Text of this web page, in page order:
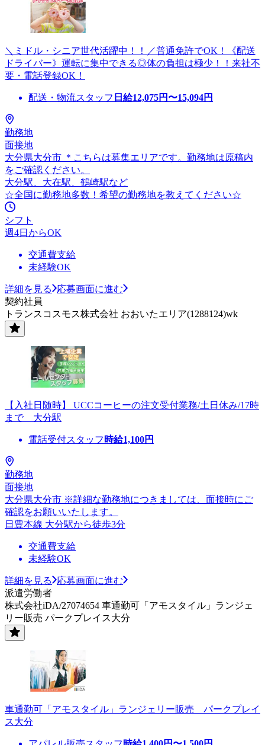
＼ミドル・シニア世代活躍中！！／普通免許でOK！《配送
ドライバー》運転に集中できる◎体の負担は極少！！来社不
要・電話登録OK！
配送・物流スタッフ 日給12,075円〜15,094円
勤務地
面接地
大分県大分市 ＊こちらは募集エリアです。勤務地は原稿内
をご確認ください。
大分駅、大在駅、鶴崎駅など
☆全国に勤務地多数！希望の勤務地を教えてください☆
シフト
週4日からOK
交通費支給
未経験OK
詳細を見る
応募画面に進む
契約社員
トランスコスモス株式会社 おおいたエリア(1288124)wk
【入社日随時】 UCCコーヒーの注文受付業務/土日休み/17時
まで 大分駅
電話受付スタッフ 時給1,100円
勤務地
面接地
大分県大分市 ※詳細な勤務地につきましては、面接時にご
確認をお願いいたします。
日豊本線 大分駅から徒歩3分
交通費支給
未経験OK
詳細を見る
応募画面に進む
派遣労働者
株式会社iDA/27074654 車通勤可「アモスタイル」ランジェ
リー販売 パークプレイス大分
車通勤可「アモスタイル」ランジェリー販売 パークプレイ
ス大分